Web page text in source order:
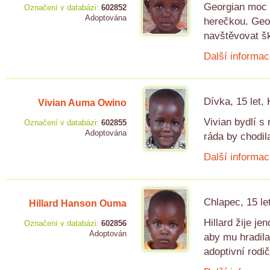
Označení v databázi: 602852
Adoptována
Georgian
herečkou.
navštěvovat
Další
Vivian Auma Owino
Označení v databázi: 602855
Adoptována
Dívka, 15 let,
Vivian bydlí s
ráda by
Další
Hillard Hanson Ouma
Označení v databázi: 602856
Adoptován
Chlapec, 15
Hillard žije
aby mu
adoptivní